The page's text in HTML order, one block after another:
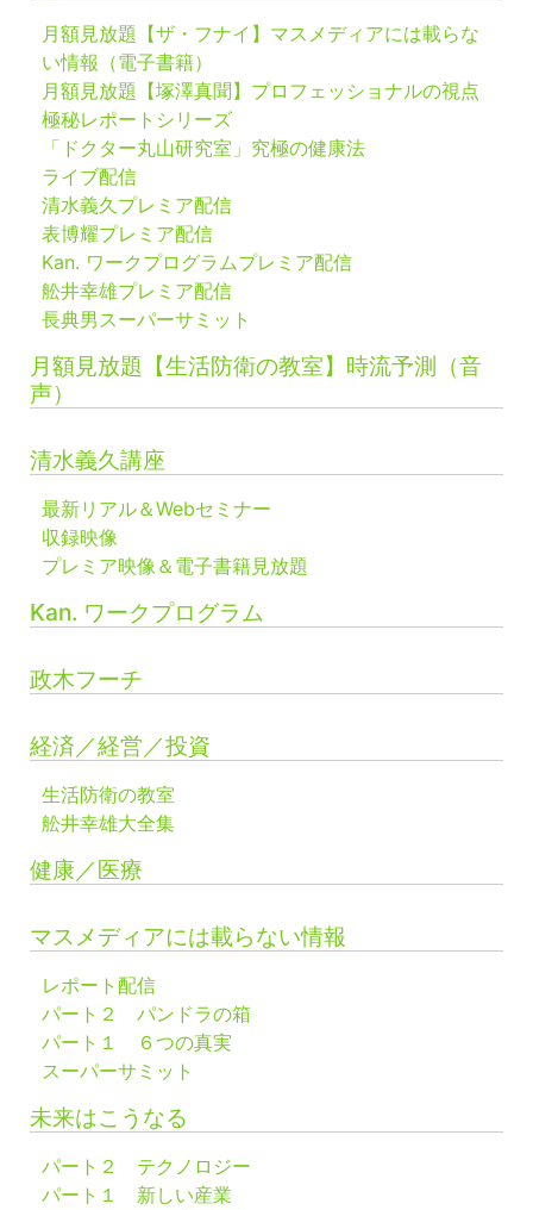
月額見放題【ザ・フナイ】マスメディアには載らな
い情報（電子書籍）
月額見放題【塚澤真聞】プロフェッショナルの視点
極秘レポートシリーズ
「ドクター丸山研究室」究極の健康法
ライブ配信
清水義久プレミア配信
表博耀プレミア配信
Kan. ワークプログラムプレミア配信
舩井幸雄プレミア配信
長典男スーパーサミット
月額見放題【生活防衛の教室】時流予測（音
声）
清水義久講座
最新リアル＆Webセミナー
収録映像
プレミア映像＆電子書籍見放題
Kan. ワークプログラム
政木フーチ
経済／経営／投資
生活防衛の教室
舩井幸雄大全集
健康／医療
マスメディアには載らない情報
レポート配信
パート２ パンドラの箱
パート１ ６つの真実
スーパーサミット
未来はこうなる
パート２ テクノロジー
パート１ 新しい産業